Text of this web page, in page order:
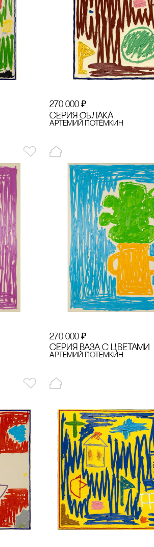
270 000₽
сЕРИЯ ОБЛАКА
Артемий Потёмкин
270 000₽
сЕРИЯ ВАЗА с ЦВЕТАМИ
Артемий Потёмкин